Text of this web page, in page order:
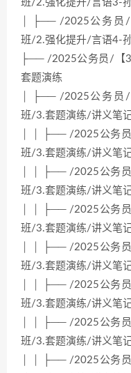
班/2.强化提升/言语3-
│ ├── /2025公务员
班/2.强化提升/言语4-
├── /2025公务员/【
套题演练
│ ├── /2025公务员
班/3.套题演练/讲义笔
│ │ ├── /2025公务
班/3.套题演练/讲义笔
│ │ ├── /2025公务
班/3.套题演练/讲义笔
│ │ ├── /2025公务
班/3.套题演练/讲义笔
│ │ ├── /2025公务
班/3.套题演练/讲义笔
│ │ ├── /2025公务
班/3.套题演练/讲义笔
│ │ ├── /2025公务
班/3.套题演练/讲义笔
│ │ ├── /2025公务